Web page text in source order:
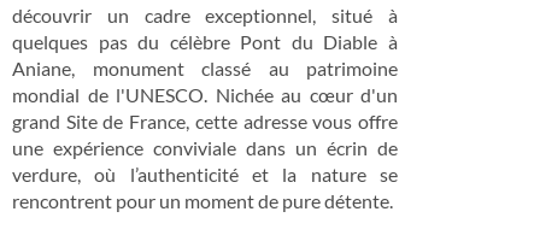
découvrir un cadre exceptionnel, situé à
quelques pas du célèbre Pont du Diable à
Aniane, monument classé au patrimoine
mondial de l'UNESCO. Nichée au cœur d'un
grand Site de France, cette adresse vous offre
une expérience conviviale dans un écrin de
verdure, où l’authenticité et la nature se
rencontrent pour un moment de pure détente.